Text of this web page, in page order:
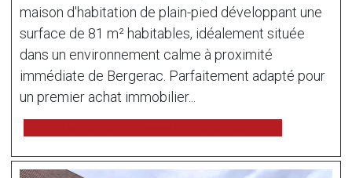
maison d'habitation de plain-pied développant une
surface de 81 m² habitables, idéalement située
dans un environnement calme à proximité
immédiate de Bergerac. Parfaitement adapté pour
un premier achat immobilier...